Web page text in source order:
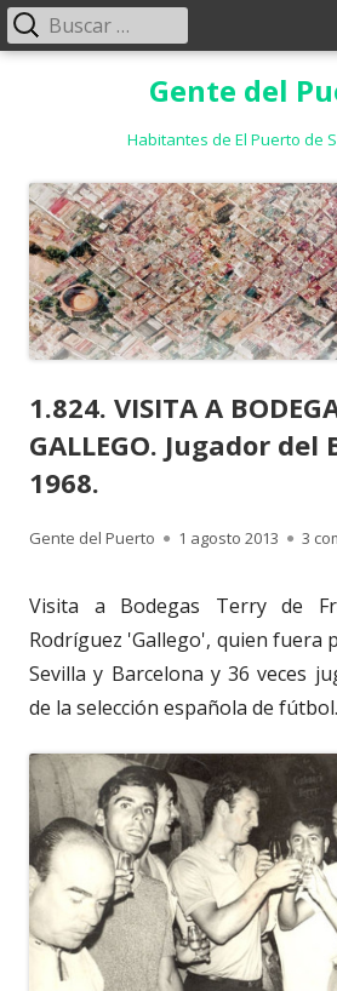
Gente del
Habitantes de El Puerto de
Menú
Buscar:
1.824. VISITA A
GALLEGO. Jugador del
1968.
Autor
Gente del Puerto
Publicado
1 agosto 2013 3
Visita a Bodegas Terry de
Rodríguez 'Gallego', quien fuera
Sevilla y Barcelona y 36 veces
de la selección española de fútbol.